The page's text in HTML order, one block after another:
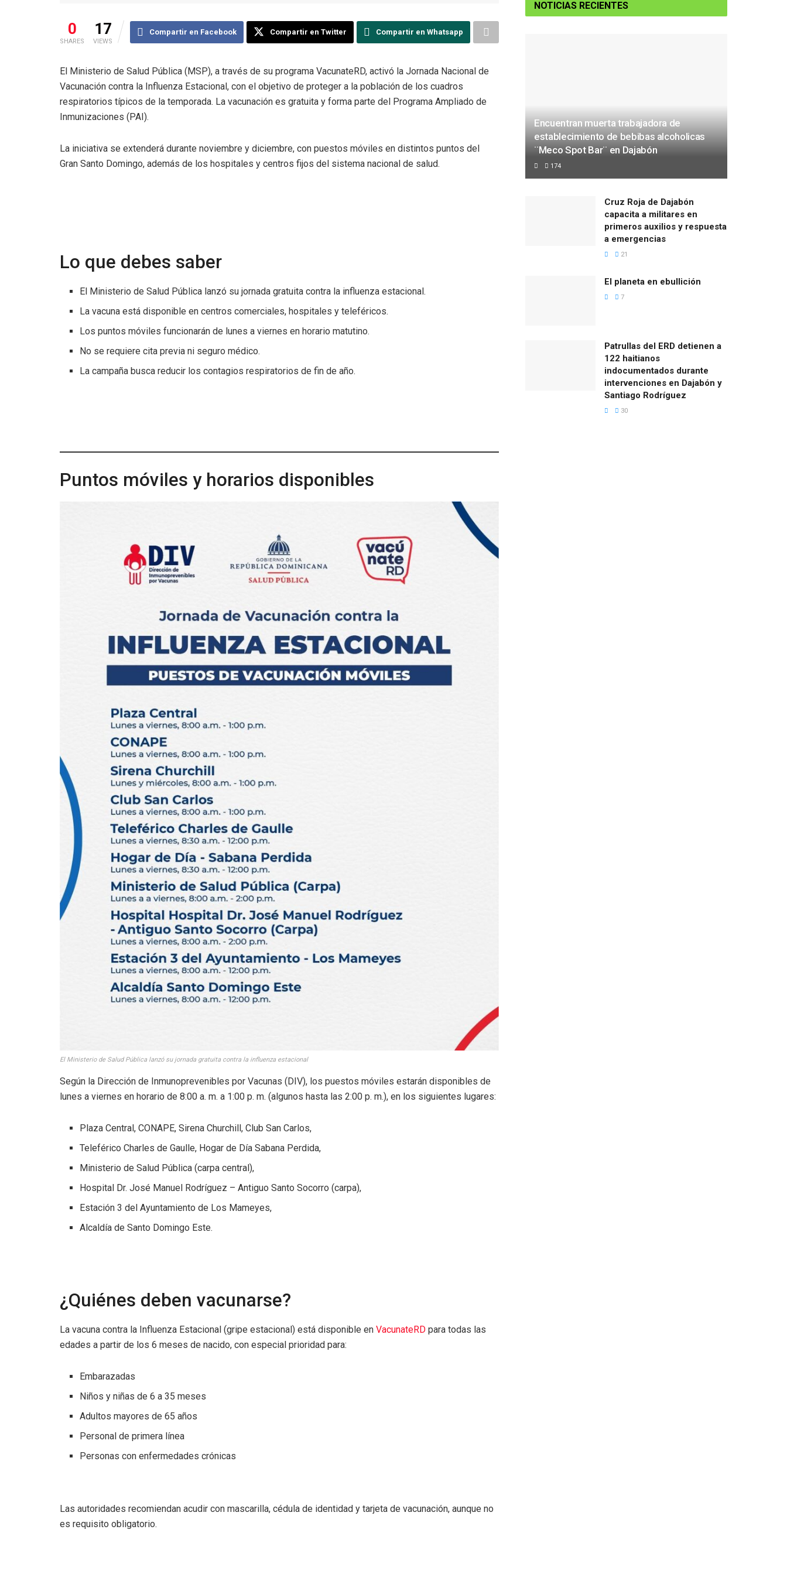
0
SHARES
17
VIEWS
Compartir en Facebook Compartir en Twitter Compartir en Whatsapp
El Ministerio de Salud Pública (MSP), a través de su programa VacunateRD, activó la Jornada Nacional de
Vacunación contra la Influenza Estacional, con el objetivo de proteger a la población de los cuadros
respiratorios típicos de la temporada. La vacunación es gratuita y forma parte del Programa Ampliado de
Inmunizaciones (PAI).
La iniciativa se extenderá durante noviembre y diciembre, con puestos móviles en distintos puntos del
Gran Santo Domingo, además de los hospitales y centros fijos del sistema nacional de salud.
Lo que debes saber
El Ministerio de Salud Pública lanzó su jornada gratuita contra la influenza estacional.
La vacuna está disponible en centros comerciales, hospitales y teleféricos.
Los puntos móviles funcionarán de lunes a viernes en horario matutino.
No se requiere cita previa ni seguro médico.
La campaña busca reducir los contagios respiratorios de fin de año.
Puntos móviles y horarios disponibles
El Ministerio de Salud Pública lanzó su jornada gratuita contra la influenza estacional
Según la Dirección de Inmunoprevenibles por Vacunas (DIV), los puestos móviles estarán disponibles de
lunes a viernes en horario de 8:00 a. m. a 1:00 p. m. (algunos hasta las 2:00 p. m.), en los siguientes lugares:
Plaza Central, CONAPE, Sirena Churchill, Club San Carlos,
Teleférico Charles de Gaulle, Hogar de Día Sabana Perdida,
Ministerio de Salud Pública (carpa central),
Hospital Dr. José Manuel Rodríguez – Antiguo Santo Socorro (carpa),
Estación 3 del Ayuntamiento de Los Mameyes,
Alcaldía de Santo Domingo Este.
¿Quiénes deben vacunarse?
La vacuna contra la Influenza Estacional (gripe estacional) está disponible en VacunateRD para todas las
edades a partir de los 6 meses de nacido, con especial prioridad para:
Embarazadas
Niños y niñas de 6 a 35 meses
Adultos mayores de 65 años
Personal de primera línea
Personas con enfermedades crónicas
Las autoridades recomiendan acudir con mascarilla, cédula de identidad y tarjeta de vacunación, aunque no
es requisito obligatorio.
NOTICIAS RECIENTES
Encuentran muerta trabajadora de
establecimiento de bebibas alcoholicas
¨Meco Spot Bar¨ en Dajabón
174
Cruz Roja de Dajabón
capacita a militares en
primeros auxilios y respuesta
a emergencias
21
El planeta en ebullición
7
Patrullas del ERD detienen a
122 haitianos
indocumentados durante
intervenciones en Dajabón y
Santiago Rodríguez
30